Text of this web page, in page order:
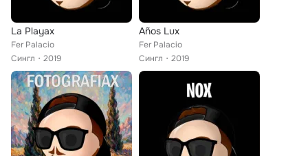
La Playax
Fer Palacio
Сингл
2019
Años Lux
Fer Palacio
Сингл
2019